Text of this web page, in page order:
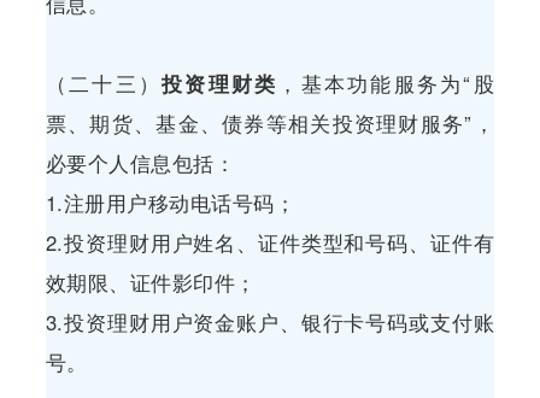
（二十三）投资理财类 ，基本功能服务为“股
票、期货、基金、债券等相关投资理财服务”，
必要个人信息包括：
1.注册用户移动电话号码；
2.投资理财用户姓名、证件类型和号码、证件有
效期限、证件影印件；
3.投资理财用户资金账户、银行卡号码或支付账
号。